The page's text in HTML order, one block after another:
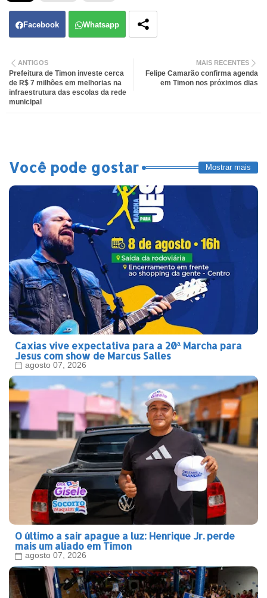
Facebook Whatsapp
MAIS RECENTES
Felipe Camarão confirma agenda
em Timon nos próximos dias
ANTIGOS
Prefeitura de Timon investe cerca
de R$ 7 milhões em melhorias na
infraestrutura das escolas da rede
municipal
Você pode gostar Mostrar mais
Caxias vive expectativa para a 20ª Marcha para
Jesus com show de Marcus Salles
agosto 07, 2026
O último a sair apague a luz: Henrique Jr. perde
mais um aliado em Timon
agosto 07, 2026